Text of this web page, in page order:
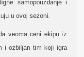
samopouzdanje i
u ovoj sezoni.
veoma ceni ekipu iz
i ozbiljan tim koji igra